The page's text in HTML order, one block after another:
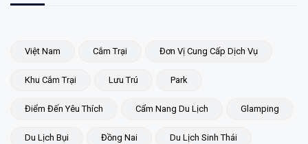
Việt Nam Cắm Trại Đơn Vị Cung Cấp Dịch Vụ
Khu Cắm Trại Lưu Trú Park
Điểm Đến Yêu Thích Cẩm Nang Du Lịch Glamping
Du Lịch Bụi Đồng Nai Du Lịch Sinh Thái